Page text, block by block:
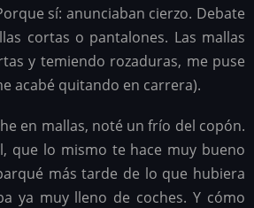
sí: anunciaban cierzo. Debate
cortas o pantalones. Las mallas
y temiendo rozaduras, me puse
acabé quitando en carrera).
en mallas, noté un frío del copón.
que lo mismo te hace muy bueno
más tarde de lo que hubiera
ya muy lleno de coches. Y cómo